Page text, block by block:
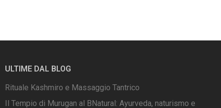
ULTIME DAL BLOG
Rituale Kashmiro e Massaggio Tantrico
Il Tempio di Murugan al BNatural: Ayurveda, naturismo e